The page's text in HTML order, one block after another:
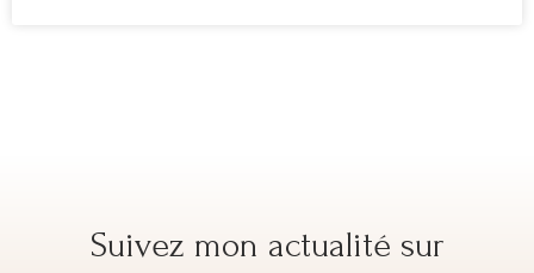
Suivez mon actualité sur